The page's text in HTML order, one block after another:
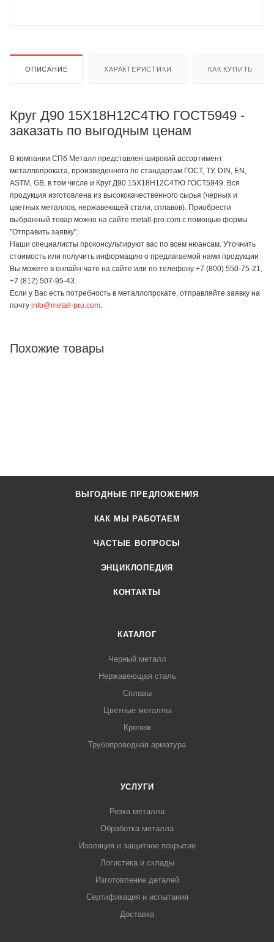
ОПИСАНИЕ ХАРАКТЕРИСТИКИ КАК КУПИТЬ
Круг Д90 15Х18Н12С4ТЮ ГОСТ5949 -
заказать по выгодным ценам
В компании СПб Металл представлен широкий ассортимент
металлопроката, произведенного по стандартам ГОСТ, ТУ, DIN, EN,
ASTM, GB, в том числе и Круг Д90 15Х18Н12С4ТЮ ГОСТ5949. Вся
продукция изготовлена из высококачественного сырья (черных и
цветных металлов, нержавеющей стали, сплавов). Приобрести
выбранный товар можно на сайте metall-pro.com с помощью формы
"Отправить заявку".
Наши специалисты проконсультируют вас по всем нюансам. Уточнить
стоимость или получить информацию о предлагаемой нами продукции
Вы можете в онлайн-чате на сайте или по телефону +7 (800) 550-75-21,
+7 (812) 507-95-43.
Если у Вас есть потребность в металлопрокате, отправляйте заявку на
почту info@metall-pro.com
Похожие товары
ВЫГОДНЫЕ ПРЕДЛОЖЕНИЯ
КАК МЫ РАБОТАЕМ
ЧАСТЫЕ ВОПРОСЫ
ЭНЦИКЛОПЕДИЯ
КОНТАКТЫ
КАТАЛОГ
Черный металл
Нержавеющая сталь
Сплавы
Цветные металлы
Крепеж
Трубопроводная арматура
УСЛУГИ
Резка металла
Обработка металла
Изоляция и защитное покрытие
Логистика и склады
Изготовление деталей
Сертификация и испытания
Доставка